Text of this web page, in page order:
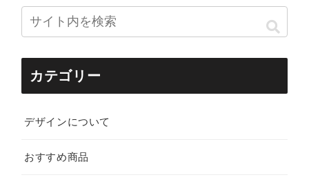
カテゴリー
デザインについて
おすすめ商品